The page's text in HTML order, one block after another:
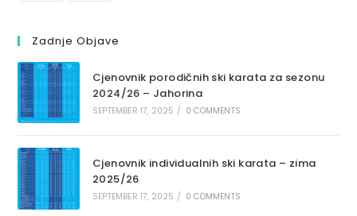
Zadnje Objave
Cjenovnik porodičnih ski karata za sezonu
2024/26 – Jahorina
SEPTEMBER 17, 2025 / 0 COMMENTS
Cjenovnik individualnih ski karata – zima
2025/26
SEPTEMBER 17, 2025 / 0 COMMENTS